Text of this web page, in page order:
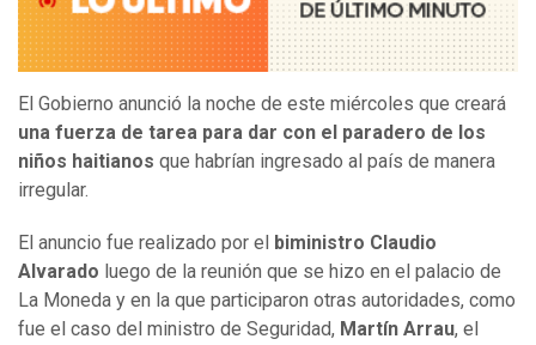
El Gobierno anunció la noche de este miércoles que creará
una fuerza de tarea para dar con el paradero de los
niños haitianos que habrían ingresado al país de manera
irregular.
El anuncio fue realizado por el biministro Claudio
Alvarado luego de la reunión que se hizo en el palacio de
La Moneda y en la que participaron otras autoridades, como
fue el caso del ministro de Seguridad, Martín Arrau, el